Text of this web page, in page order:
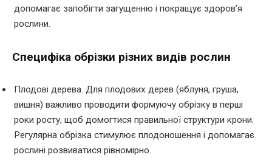
допомагає запобігти загущенню і покращує здоров’я
рослини.
Специфіка обрізки різних видів рослин
Плодові дерева. Для плодових дерев (яблуня, груша,
вишня) важливо проводити формуючу обрізку в перші
роки росту, щоб домогтися правильної структури крони.
Регулярна обрізка стимулює плодоношення і допомагає
рослині розвиватися рівномірно.